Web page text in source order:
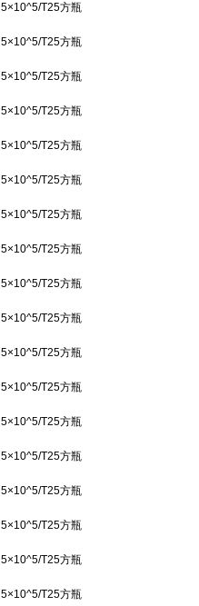
5×10^5/T25方瓶
5×10^5/T25方瓶
5×10^5/T25方瓶
5×10^5/T25方瓶
5×10^5/T25方瓶
5×10^5/T25方瓶
5×10^5/T25方瓶
5×10^5/T25方瓶
5×10^5/T25方瓶
5×10^5/T25方瓶
5×10^5/T25方瓶
5×10^5/T25方瓶
5×10^5/T25方瓶
5×10^5/T25方瓶
5×10^5/T25方瓶
5×10^5/T25方瓶
5×10^5/T25方瓶
5×10^5/T25方瓶